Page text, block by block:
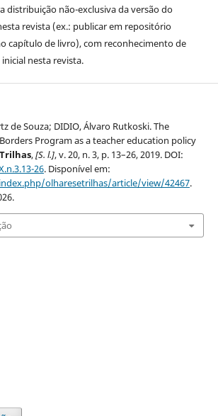
distribuição não-exclusiva da versão do
revista (ex.: publicar em repositório
capítulo de livro), com reconhecimento de
nesta revista.
de Souza; DIDIO, Álvaro Rutkoski. The
Program as a teacher education policy
,[S. l.], v. 20, n. 3, p. 13–26, 2019. DOI:
26. Disponível em:
olharesetrilhas/article/view/42467.